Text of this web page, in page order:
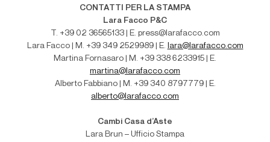
CONTATTI PER LA STAMPA
Lara Facco P&C
T. +39 02 36565133 | E. press@larafacco.com
Lara Facco | M. +39 349 2529989 | E. lara@larafacco.com
Martina Fornasaro | M. +39 338 6233915 | E.
martina@larafacco.com
Alberto Fabbiano | M. +39 340 8797779 | E.
alberto@larafacco.com
Cambi Casa d’Aste
Lara Brun – Ufficio Stampa